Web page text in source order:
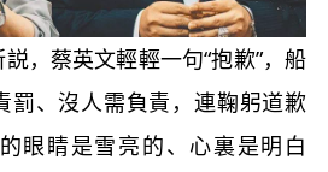
蔡英文輕輕一句“抱歉”，船
罰、沒人需負責，連鞠躬道歉
眼睛是雪亮的、心裏是明白